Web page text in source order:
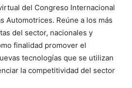
del Congreso Internacional
Automotrices. Reúne a los más
del sector, nacionales y
finalidad promover el
tecnologías que se utilizan
la competitividad del sector